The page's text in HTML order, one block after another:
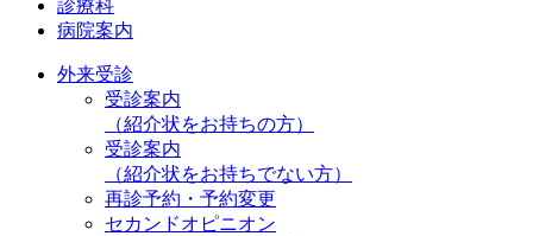
診療科
病院案内
外来受診
受診案内
（紹介状をお持ちの方）
受診案内
（紹介状をお持ちでない方）
再診予約・予約変更
セカンドオピニオン